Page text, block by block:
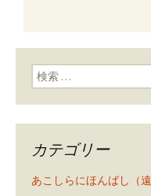
ン
検索:
カテゴリー
あこしらにほんばし（